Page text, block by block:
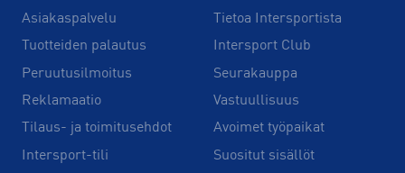
Asiakaspalvelu
Tuotteiden palautus
Peruutusilmoitus
Reklamaatio
Tilaus- ja toimitusehdot
Intersport-tili
Tietoa Intersportista
Intersport Club
Seurakauppa
Vastuullisuus
Avoimet työpaikat
Suositut sisällöt